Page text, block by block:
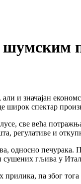
и значајан
широк спектар
све већа
регулативе и
односно печурака.
сушених гљива у
прилика, па због